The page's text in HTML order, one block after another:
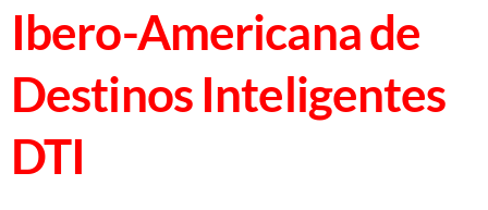
Ibero-Americana de
Destinos Inteligentes
DTI